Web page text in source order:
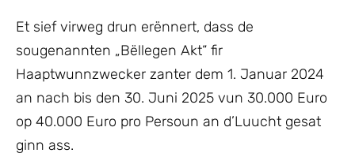
Et sief virweg drun erënnert, dass de
sougenannten „Bëllegen Akt“ fir
Haaptwunnzwecker zanter dem 1. Januar 2024
an nach bis den 30. Juni 2025 vun 30.000 Euro
op 40.000 Euro pro Persoun an d’Luucht gesat
ginn ass.